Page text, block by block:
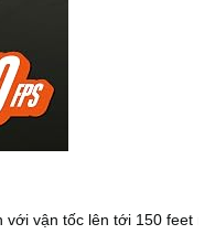
vận tốc lên tới 150 feet